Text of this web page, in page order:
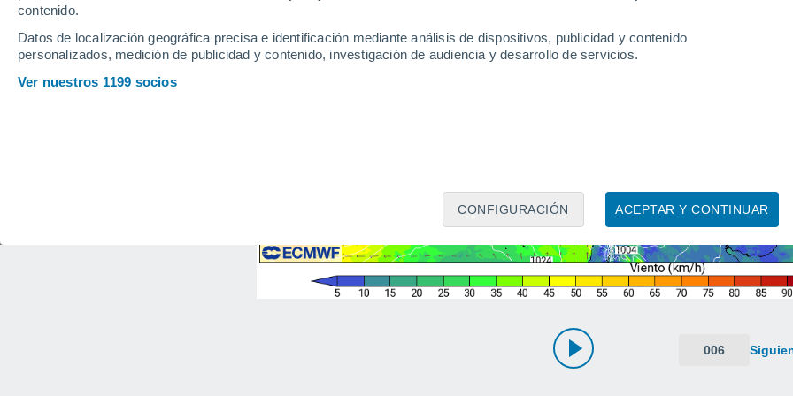
contenido.
Datos de localización geográfica precisa e identificación mediante análisis de dispositivos, publicidad y contenido
personalizados, medición de publicidad y contenido, investigación de audiencia y desarrollo de servicios.
Ver nuestros 1199 socios
ACEPTAR Y CONTINUAR
CONFIGURACIÓN
006